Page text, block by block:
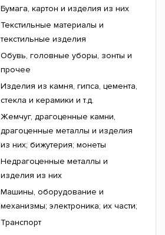
Бумага, картон и изделия из них
Текстильные материалы и
текстильные изделия
Обувь, головные уборы, зонты и
прочее
Изделия из камня, гипса, цемента,
стекла и керамики и т.д.
Жемчуг, драгоценные камни,
драгоценные металлы и изделия
из них; бижутерия; монеты
Недрагоценные металлы и
изделия из них
Машины, оборудование и
механизмы; электроника; их части;
Транспорт